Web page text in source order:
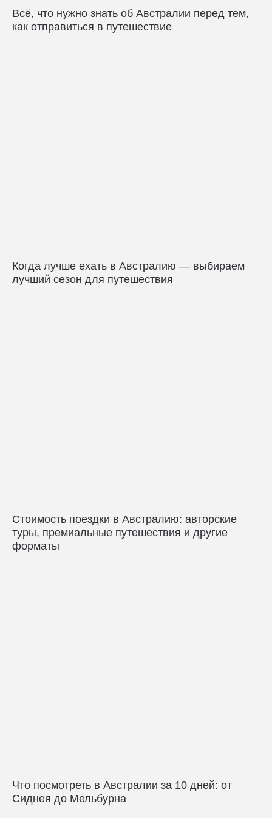
Всё, что нужно знать об Австралии перед тем,
как отправиться в путешествие
Когда лучше ехать в Австралию — выбираем
лучший сезон для путешествия
Стоимость поездки в Австралию: авторские
туры, премиальные путешествия и другие
форматы
Что посмотреть в Австралии за 10 дней: от
Сиднея до Мельбурна